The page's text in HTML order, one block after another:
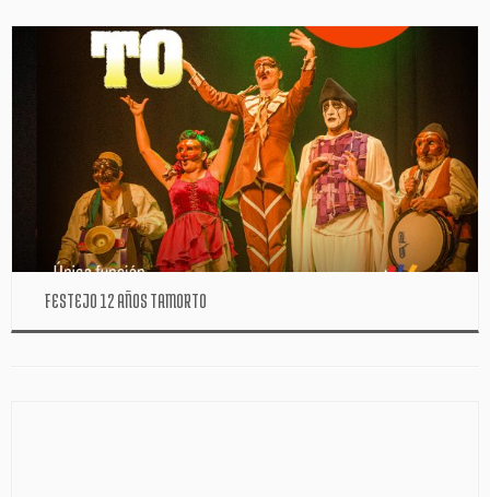
FESTEJO 12 AÑOS TAMORTO